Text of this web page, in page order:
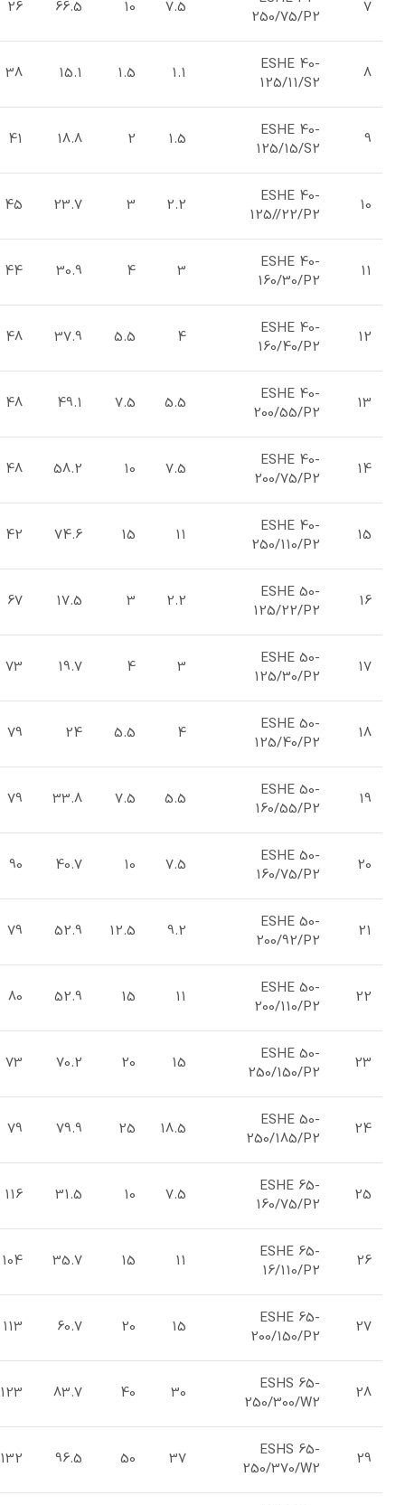
7
250/75/P2
7.5
10
66.5
26
8
ESHE 40-
125/11/S2
1.1
1.5
15.1
38
9
ESHE 40-
125/15/S2
1.5
2
18.8
41
10
ESHE 40-
125//22/P2
2.2
3
23.7
45
11
ESHE 40-
160/30/P2
3
4
30.9
44
12
ESHE 40-
160/40/P2
4
5.5
37.9
48
13
ESHE 40-
200/55/P2
5.5
7.5
49.1
48
14
ESHE 40-
200/75/P2
7.5
10
58.2
48
15
ESHE 40-
250/110/P2
11
15
74.6
42
16
ESHE 50-
125/22/P2
2.2
3
17.5
67
17
ESHE 50-
125/30/P2
3
4
19.7
73
18
ESHE 50-
125/40/P2
4
5.5
24
79
19
ESHE 50-
160/55/P2
5.5
7.5
33.8
79
20
ESHE 50-
160/75/P2
7.5
10
40.7
90
21
ESHE 50-
200/92/P2
9.2
12.5
52.9
79
22
ESHE 50-
200/110/P2
11
15
52.9
80
23
ESHE 50-
250/150/P2
15
20
70.2
73
24
ESHE 50-
250/185/P2
18.5
25
79.9
79
25
ESHE 65-
160/75/P2
7.5
10
31.5
116
26
ESHE 65-
16/110/P2
11
15
35.7
104
27
ESHE 65-
200/150/P2
15
20
60.7
113
28
ESHS 65-
250/300/W2
30
40
83.7
123
29
ESHS 65-
250/370/W2
37
50
96.5
132